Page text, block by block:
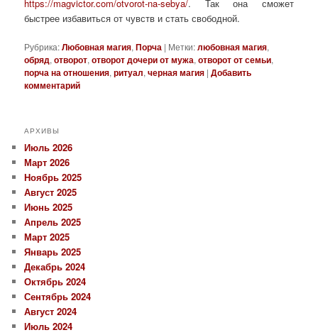
https://magvictor.com/otvorot-na-sebya/. Так она сможет
быстрее избавиться от чувств и стать свободной.
Рубрика:Любовная магия,Порча | Метки:любовная магия,
обряд,отворот,отворот дочери от мужа,отворот от семьи,
порча на отношения,ритуал,черная магия |Добавить
комментарий
АРХИВЫ
Июль 2026
Март 2026
Ноябрь 2025
Август 2025
Июнь 2025
Апрель 2025
Март 2025
Январь 2025
Декабрь 2024
Октябрь 2024
Сентябрь 2024
Август 2024
Июль 2024